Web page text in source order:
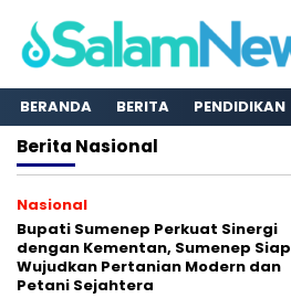
BERANDA BERITA PENDIDIKAN
Berita Nasional
Nasional
Bupati Sumenep Perkuat Sinergi
dengan Kementan, Sumenep Siap
Wujudkan Pertanian Modern dan
Petani Sejahtera